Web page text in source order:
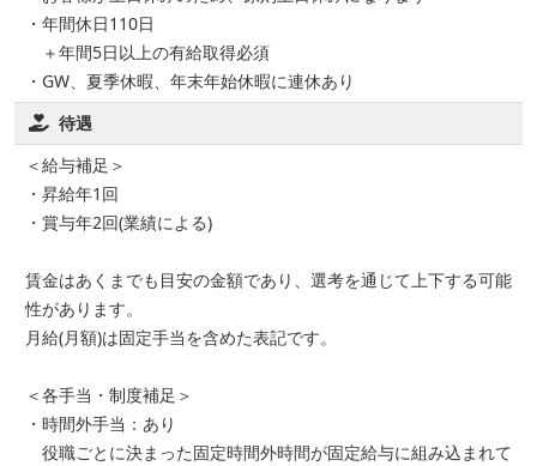
・年間休日110日
＋年間5日以上の有給取得必須
・GW、夏季休暇、年末年始休暇に連休あり
待遇
＜給与補足＞
・昇給年1回
・賞与年2回(業績による)
賃金はあくまでも目安の金額であり、選考を通じて上下する可能
性があります。
月給(月額)は固定手当を含めた表記です。
＜各手当・制度補足＞
・時間外手当：あり
役職ごとに決まった固定時間外時間が固定給与に組み込まれて